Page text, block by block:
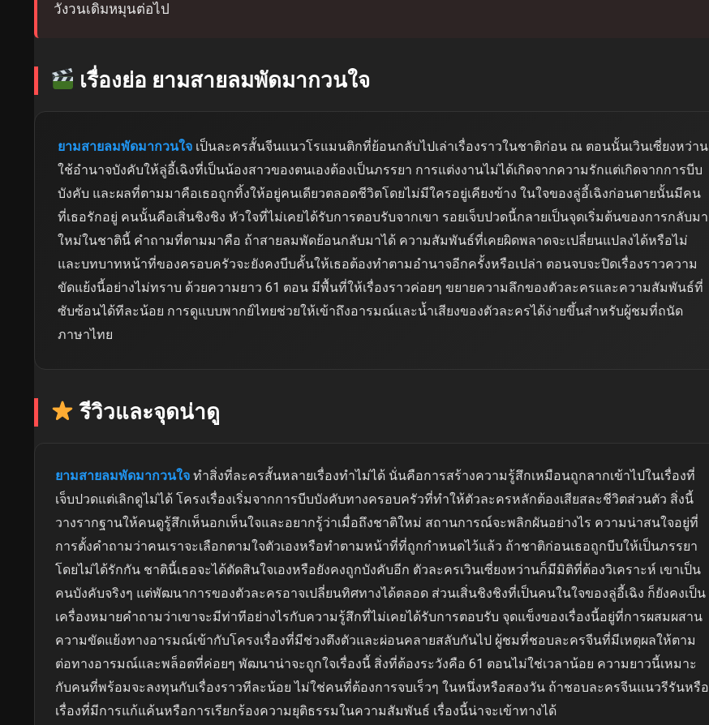
วังวนเดิมหมุนต่อไป
เรื่องย่อ ยามสายลมพัดมากวนใจ
ยามสายลมพัดมากวนใจ เป็นละครสั้นจีนแนวโรแมนติกที่ย้อนกลับไปเล่าเรื่องราวในชาติก่อน ณ ตอนนั้นเวินเซี่ยงหว่าน
ใช้อำนาจบังคับให้ลู่อี้เฉิงที่เป็นน้องสาวของตนเองต้องเป็นภรรยา การแต่งงานไม่ได้เกิดจากความรักแต่เกิดจากการบีบ
บังคับ และผลที่ตามมาคือเธอถูกทิ้งให้อยู่คนเดียวตลอดชีวิตโดยไม่มีใครอยู่เคียงข้าง ในใจของลู่อี้เฉิงก่อนตายนั้นมีคน
ที่เธอรักอยู่ คนนั้นคือเสิ่นชิงชิง หัวใจที่ไม่เคยได้รับการตอบรับจากเขา รอยเจ็บปวดนี้กลายเป็นจุดเริ่มต้นของการกลับมา
ใหม่ในชาตินี้ คำถามที่ตามมาคือ ถ้าสายลมพัดย้อนกลับมาได้ ความสัมพันธ์ที่เคยผิดพลาดจะเปลี่ยนแปลงได้หรือไม่
และบทบาทหน้าที่ของครอบครัวจะยังคงบีบคั้นให้เธอต้องทำตามอำนาจอีกครั้งหรือเปล่า ตอนจบจะปิดเรื่องราวความ
ขัดแย้งนี้อย่างไม่ทราบ ด้วยความยาว 61 ตอน มีพื้นที่ให้เรื่องราวค่อยๆ ขยายความลึกของตัวละครและความสัมพันธ์ที่
ซับซ้อนได้ทีละน้อย การดูแบบพากย์ไทยช่วยให้เข้าถึงอารมณ์และน้ำเสียงของตัวละครได้ง่ายขึ้นสำหรับผู้ชมที่ถนัด
ภาษาไทย
รีวิวและจุดน่าดู
ยามสายลมพัดมากวนใจ ทำสิ่งที่ละครสั้นหลายเรื่องทำไม่ได้ นั่นคือการสร้างความรู้สึกเหมือนถูกลากเข้าไปในเรื่องที่
เจ็บปวดแต่เลิกดูไม่ได้ โครงเรื่องเริ่มจากการบีบบังคับทางครอบครัวที่ทำให้ตัวละครหลักต้องเสียสละชีวิตส่วนตัว สิ่งนี้
วางรากฐานให้คนดูรู้สึกเห็นอกเห็นใจและอยากรู้ว่าเมื่อถึงชาติใหม่ สถานการณ์จะพลิกผันอย่างไร ความน่าสนใจอยู่ที่
การตั้งคำถามว่าคนเราจะเลือกตามใจตัวเองหรือทำตามหน้าที่ที่ถูกกำหนดไว้แล้ว ถ้าชาติก่อนเธอถูกบีบให้เป็นภรรยา
โดยไม่ได้รักกัน ชาตินี้เธอจะได้ตัดสินใจเองหรือยังคงถูกบังคับอีก ตัวละครเวินเซี่ยงหว่านก็มีมิติที่ต้องวิเคราะห์ เขาเป็น
คนบังคับจริงๆ แต่พัฒนาการของตัวละครอาจเปลี่ยนทิศทางได้ตลอด ส่วนเสิ่นชิงชิงที่เป็นคนในใจของลู่อี้เฉิง ก็ยังคงเป็น
เครื่องหมายคำถามว่าเขาจะมีท่าทีอย่างไรกับความรู้สึกที่ไม่เคยได้รับการตอบรับ จุดแข็งของเรื่องนี้อยู่ที่การผสมผสาน
ความขัดแย้งทางอารมณ์เข้ากับโครงเรื่องที่มีช่วงตึงตัวและผ่อนคลายสลับกันไป ผู้ชมที่ชอบละครจีนที่มีเหตุผลให้ตาม
ต่อทางอารมณ์และพล็อตที่ค่อยๆ พัฒนาน่าจะถูกใจเรื่องนี้ สิ่งที่ต้องระวังคือ 61 ตอนไม่ใช่เวลาน้อย ความยาวนี้เหมาะ
กับคนที่พร้อมจะลงทุนกับเรื่องราวทีละน้อย ไม่ใช่คนที่ต้องการจบเร็วๆ ในหนึ่งหรือสองวัน ถ้าชอบละครจีนแนวรีรันหรือ
เรื่องที่มีการแก้แค้นหรือการเรียกร้องความยุติธรรมในความสัมพันธ์ เรื่องนี้น่าจะเข้าทางได้